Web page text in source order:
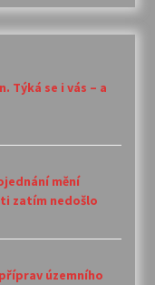
Týká se i vás – a
mění
zatím nedošlo
územního